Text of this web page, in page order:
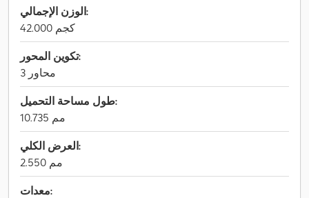
الوزن الإجمالي:
42.000 كجم
تكوين المحور:
3 محاور
طول مساحة التحميل:
10.735 مم
العرض الكلي:
2.550 مم
معدات: